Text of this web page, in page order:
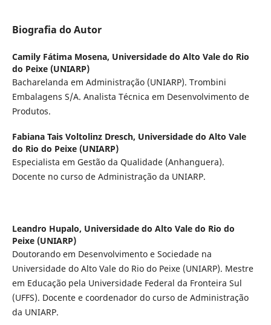
Biografia do Autor
Camily Fátima Mosena, Universidade do Alto Vale do Rio
do Peixe (UNIARP)
Bacharelanda em Administração (UNIARP). Trombini
Embalagens S/A. Analista Técnica em Desenvolvimento de
Produtos.
Fabiana Tais Voltolinz Dresch, Universidade do Alto Vale
do Rio do Peixe (UNIARP)
Especialista em Gestão da Qualidade (Anhanguera).
Docente no curso de Administração da UNIARP.
Leandro Hupalo, Universidade do Alto Vale do Rio do
Peixe (UNIARP)
Doutorando em Desenvolvimento e Sociedade na
Universidade do Alto Vale do Rio do Peixe (UNIARP). Mestre
em Educação pela Universidade Federal da Fronteira Sul
(UFFS). Docente e coordenador do curso de Administração
da UNIARP.